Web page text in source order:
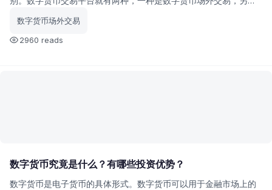
场外交易平台吗？
数字货币场外交易
2960 reads
数字货币究竟是什么？有哪些投资优势？
数字货币是电子货币的具体形式。数字货币可以用于金融市场上的